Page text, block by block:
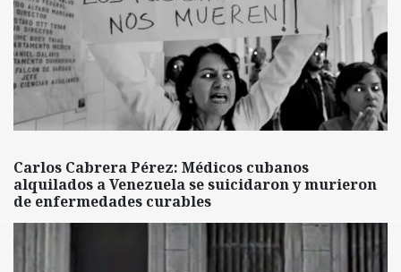
Carlos Cabrera Pérez: Médicos cubanos
alquilados a Venezuela se suicidaron y murieron
de enfermedades curables